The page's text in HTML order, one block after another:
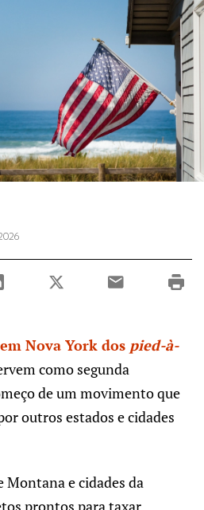
Nova York dos pied-à-
como segunda
de um movimento que
outros estados e cidades
Montana e cidades da
prontos para taxar